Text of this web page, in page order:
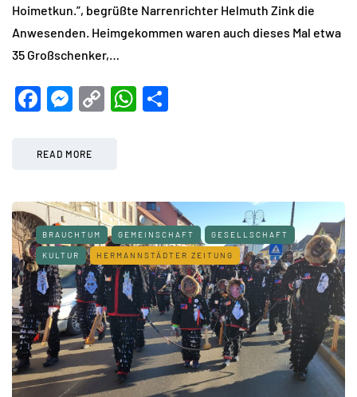
Hoimetkun.”, begrüßte Narrenrichter Helmuth Zink die
Anwesenden. Heimgekommen waren auch dieses Mal etwa
35 Großschenker,…
Facebook
Messenger
CopyWhatsApp
READ MORE
BRAUCHTUM GEMEINSCHAFT GESELLSCHAFT
KULTUR HERMANNSTÄDTER ZEITUNG